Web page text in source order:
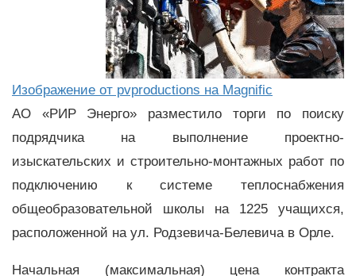
Изображение от pvproductions на Magnific
АО «РИР Энерго» разместило торги по поиску
подрядчика на выполнение проектно-
изыскательских и строительно-монтажных работ по
подключению к системе теплоснабжения
общеобразовательной школы на 1225 учащихся,
расположенной на ул. Родзевича-Белевича в Орле.
Начальная (максимальная) цена контракта